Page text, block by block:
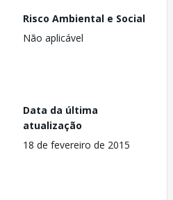
Risco Ambiental e Social
Não aplicável
Data da última
atualização
18 de fevereiro de 2015